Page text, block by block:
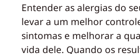
Entender as alergias do
levar a um melhor
sintomas e melhorar a
vida dele. Quando os